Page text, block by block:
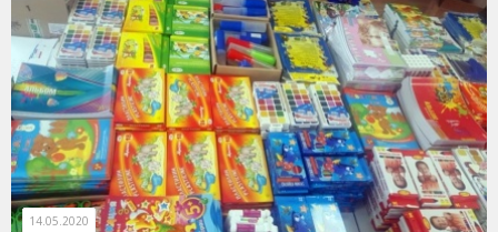
14.05.2020